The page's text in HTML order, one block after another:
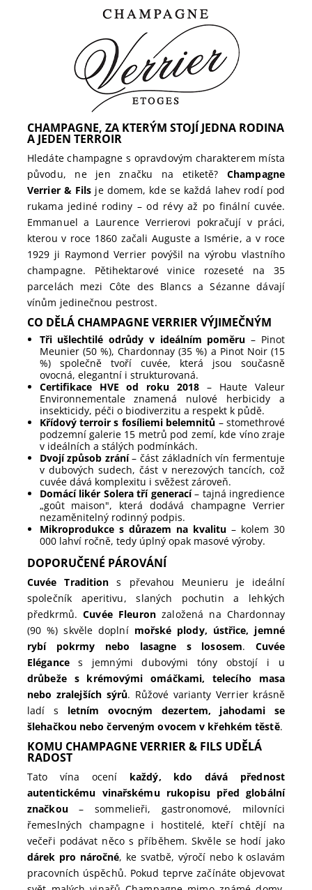
CHAMPAGNE, ZA KTERÝM STOJÍ JEDNA RODINA
A JEDEN TERROIR
Hledáte champagne s opravdovým charakterem místa
původu, ne jen značku na etiketě?Champagne
Verrier & Fils je domem, kde se každá lahev rodí pod
rukama jediné rodiny – od révy až po finální cuvée.
Emmanuel a Laurence Verrierovi pokračují v práci,
kterou v roce 1860 začali Auguste a Ismérie, a v roce
1929 ji Raymond Verrier povýšil na výrobu vlastního
champagne. Pětihektarové vinice rozeseté na 35
parcelách mezi Côte des Blancs a Sézanne dávají
vínům jedinečnou pestrost.
CO DĚLÁ CHAMPAGNE VERRIER VÝJIMEČNÝM
Tři ušlechtilé odrůdy v ideálním poměru – Pinot
Meunier (50 %), Chardonnay (35 %) a Pinot Noir (15
%) společně tvoří cuvée, která jsou současně
ovocná, elegantní i strukturovaná.
Certifikace HVE od roku 2018 – Haute Valeur
Environnementale znamená nulové herbicidy a
insekticidy, péči o biodiverzitu a respekt k půdě.
Křídový terroir s fosíliemi belemnitů – stomethrové
podzemní galerie 15 metrů pod zemí, kde víno zraje
v ideálních a stálých podmínkách.
Dvojí způsob zrání– část základních vín fermentuje
v dubových sudech, část v nerezových tancích, což
cuvée dává komplexitu i svěžest zároveň.
Domácí likér Solera tří generací– tajná ingredience
„goût maison", která dodává champagne Verrier
nezaměnitelný rodinný podpis.
Mikroprodukce s důrazem na kvalitu– kolem 30
000 lahví ročně, tedy úplný opak masové výroby.
DOPORUČENÉ PÁROVÁNÍ
Cuvée Tradition s převahou Meunieru je ideální
společník aperitivu, slaných pochutin a lehkých
předkrmů.Cuvée Fleuronzaložená na Chardonnay
(90 %) skvěle doplní mořské plody, ústřice, jemné
rybí pokrmy nebo lasagne s lososem. Cuvée
Elégances jemnými dubovými tóny obstojí i u
drůbeže s krémovými omáčkami, telecího masa
nebo zralejších sýrů. Růžové varianty Verrier krásně
ladí s letním ovocným dezertem, jahodami se
šlehačkou nebo červeným ovocem v křehkém těstě.
KOMU CHAMPAGNE VERRIER & FILS UDĚLÁ
RADOST
Tato vína ocení každý, kdo dává přednost
autentickému vinařskému rukopisu před globální
značkou– sommelieři, gastronomové, milovníci
řemeslných champagne i hostitelé, kteří chtějí na
večeři podávat něco s příběhem. Skvěle se hodí jako
dárek pro náročné, ke svatbě, výročí nebo k oslavám
pracovních úspěchů. Pokud teprve začínáte objevovat